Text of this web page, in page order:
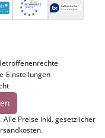
Einstellungen
Alle Preise inkl. gesetzlicher
.